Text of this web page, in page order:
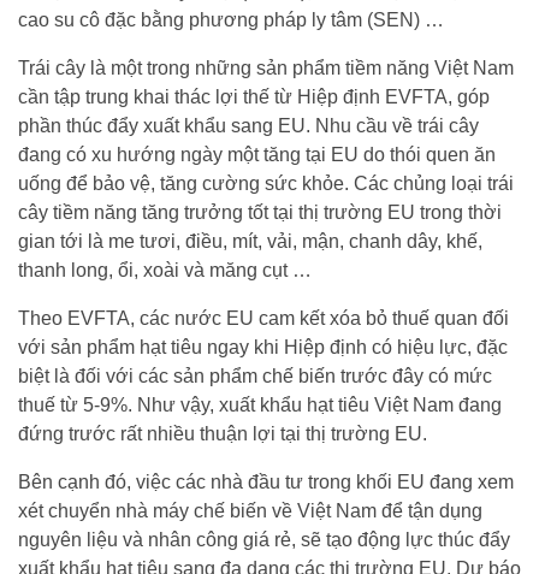
cao su cô đặc bằng phương pháp ly tâm (SEN) …
Trái cây là một trong những sản phẩm tiềm năng Việt Nam
cần tập trung khai thác lợi thế từ Hiệp định EVFTA, góp
phần thúc đẩy xuất khẩu sang EU. Nhu cầu về trái cây
đang có xu hướng ngày một tăng tại EU do thói quen ăn
uống để bảo vệ, tăng cường sức khỏe. Các chủng loại trái
cây tiềm năng tăng trưởng tốt tại thị trường EU trong thời
gian tới là me tươi, điều, mít, vải, mận, chanh dây, khế,
thanh long, ổi, xoài và măng cụt …
Theo EVFTA, các nước EU cam kết xóa bỏ thuế quan đối
với sản phẩm hạt tiêu ngay khi Hiệp định có hiệu lực, đặc
biệt là đối với các sản phẩm chế biến trước đây có mức
thuế từ 5-9%. Như vậy, xuất khẩu hạt tiêu Việt Nam đang
đứng trước rất nhiều thuận lợi tại thị trường EU.
Bên cạnh đó, việc các nhà đầu tư trong khối EU đang xem
xét chuyển nhà máy chế biến về Việt Nam để tận dụng
nguyên liệu và nhân công giá rẻ, sẽ tạo động lực thúc đẩy
xuất khẩu hạt tiêu sang đa dạng các thị trường EU. Dự báo